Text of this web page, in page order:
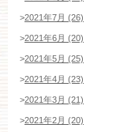
>2021年7月 (26)
>2021年6月 (20)
>2021年5月 (25)
>2021年4月 (23)
>2021年3月 (21)
>2021年2月 (20)